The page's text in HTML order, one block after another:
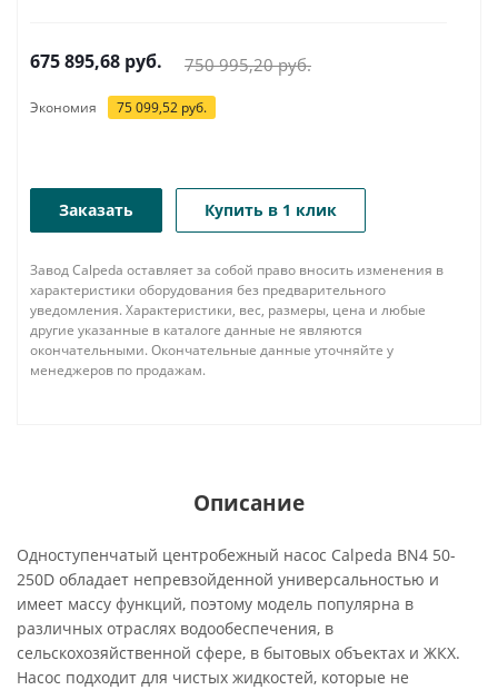
675 895,68 руб. 750 995,20руб.
Экономия 75 099,52 руб.
Заказать Купить в 1 клик
Завод Calpeda оставляет за собой право вносить изменения в
характеристики оборудования без предварительного
уведомления. Характеристики, вес, размеры, цена и любые
другие указанные в каталоге данные не являются
окончательными. Окончательные данные уточняйте у
менеджеров по продажам.
Описание
Одноступенчатый центробежный насос Calpeda BN4 50-
250D обладает непревзойденной универсальностью и
имеет массу функций, поэтому модель популярна в
различных отраслях водообеспечения, в
сельскохозяйственной сфере, в бытовых объектах и ЖКХ.
Насос подходит для чистых жидкостей, которые не